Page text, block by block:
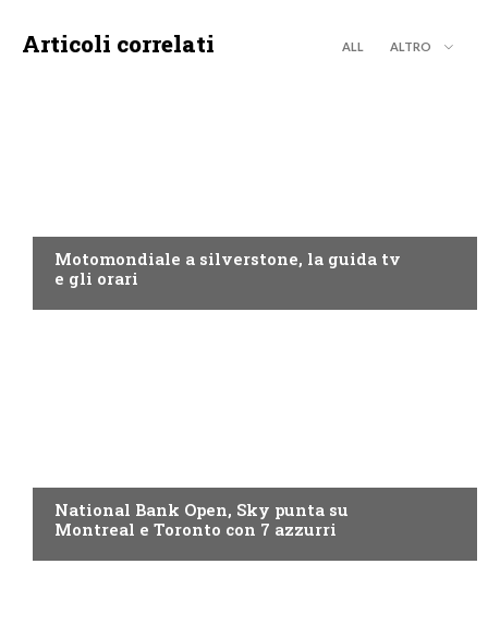
Articoli correlati ALL ALTRO
Motomondiale a silverstone, la guida tv
e gli orari
National Bank Open, Sky punta su
Montreal e Toronto con 7 azzurri